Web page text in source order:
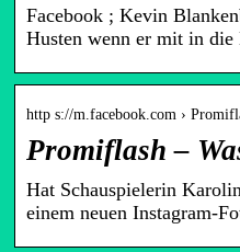
Facebook ; Kevin
Husten wenn er mit in
http s://m.facebook.com ›
Promiflash –
Hat Schauspielerin
einem neuen Instagram-